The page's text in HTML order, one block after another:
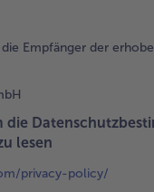
Empfänger der
die
lesen
privacy-policy/